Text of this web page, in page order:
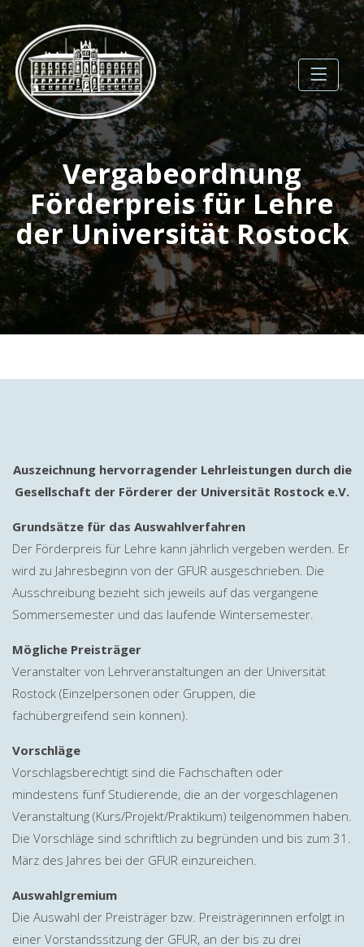
Skip
content
Gesellschaft der
Förderer der
Universität Rostock e.V.
Vergabeordnung
Förderpreis für Lehre
der Universität Rostock
Auszeichnung hervorragender Lehrleistungen durch die
Gesellschaft der Förderer der Universität Rostock e.V.
Grundsätze für das Auswahlverfahren
Der Förderpreis für Lehre kann jährlich vergeben werden. Er
wird zu Jahresbeginn von der GFUR ausgeschrieben. Die
Ausschreibung bezieht sich jeweils auf das vergangene
Sommersemester und das laufende Wintersemester.
Mögliche Preisträger
Veranstalter von Lehrveranstaltungen an der Universität
Rostock (Einzelpersonen oder Gruppen, die
fachübergreifend sein können).
Vorschläge
Vorschlagsberechtigt sind die Fachschaften oder
mindestens fünf Studierende, die an der vorgeschlagenen
Veranstaltung (Kurs/Projekt/Praktikum) teilgenommen haben.
Die Vorschläge sind schriftlich zu begründen und bis zum 31.
März des Jahres bei der GFUR einzureichen.
Auswahlgremium
Die Auswahl der Preisträger bzw. Preisträgerinnen erfolgt in
einer Vorstandssitzung der GFUR, an der bis zu drei